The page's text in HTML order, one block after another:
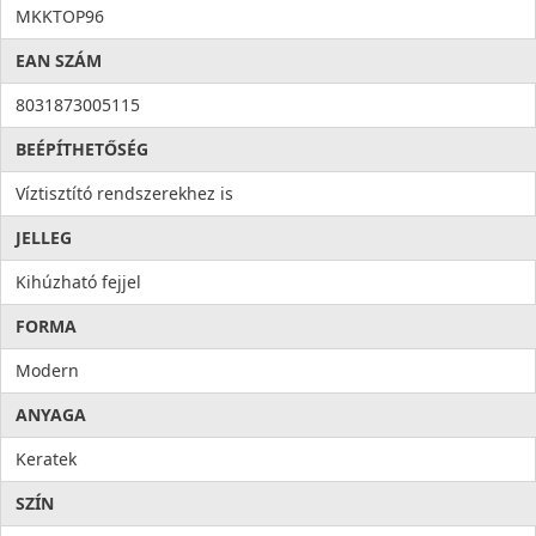
MKKTOP96
EAN SZÁM
8031873005115
BEÉPÍTHETŐSÉG
Víztisztító rendszerekhez is
JELLEG
Kihúzható fejjel
FORMA
Modern
ANYAGA
Keratek
SZÍN